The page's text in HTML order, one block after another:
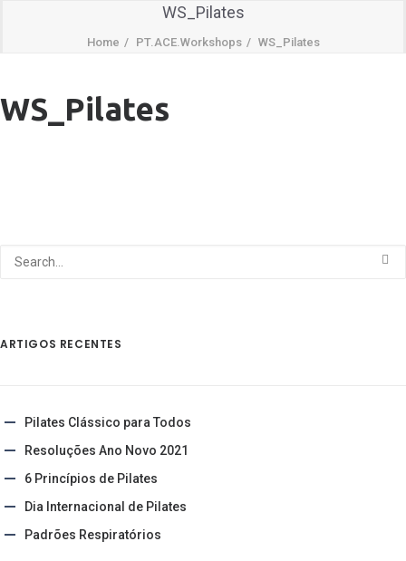
WS_Pilates
Home PT.ACE.Workshops WS_Pilates
WS_Pilates
ARTIGOS RECENTES
Pilates Clássico para Todos
Resoluções Ano Novo 2021
6 Princípios de Pilates
Dia Internacional de Pilates
Padrões Respiratórios